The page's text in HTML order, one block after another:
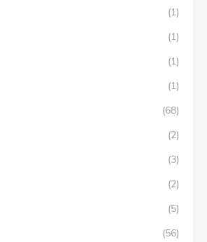
(1)
(1)
(1)
(1)
(68)
(2)
(3)
(2)
(5)
(56)